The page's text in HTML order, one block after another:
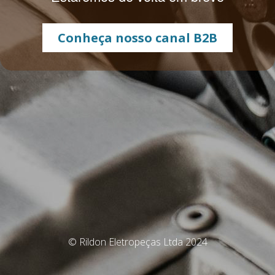
Conheça nosso canal B2B
© Rildon Eletropeças Ltda 2024